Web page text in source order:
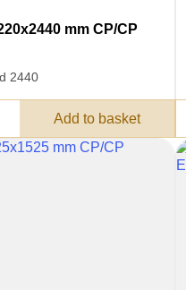
mm CP/CP
2440
Add to basket